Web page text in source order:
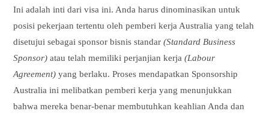
Ini adalah inti dari visa ini. Anda harus dinominasikan untuk
posisi pekerjaan tertentu oleh pemberi kerja Australia yang telah
disetujui sebagai sponsor bisnis standar(Standard Business
Sponsor) atau telah memiliki perjanjian kerja(Labour
Agreement) yang berlaku. Proses mendapatkan Sponsorship
Australia ini melibatkan pemberi kerja yang menunjukkan
bahwa mereka benar-benar membutuhkan keahlian Anda dan